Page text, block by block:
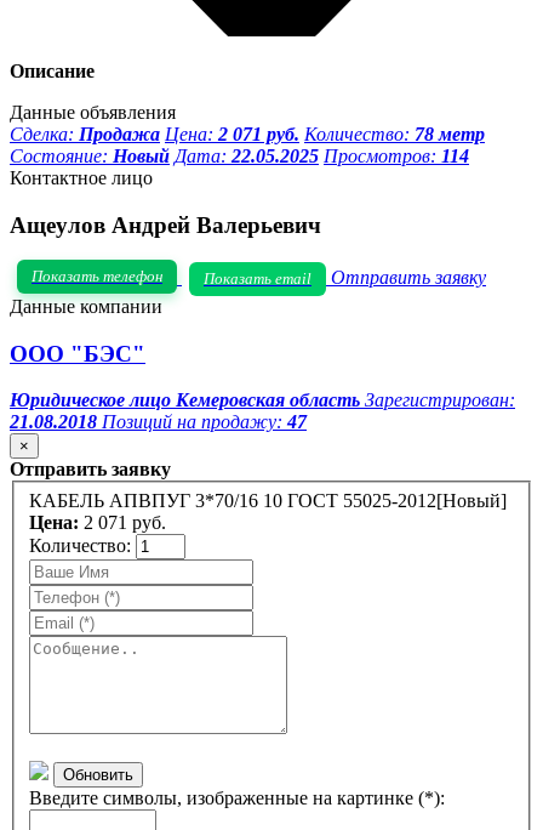
Описание
Данные объявления
Сделка: Продажа Цена:2 071 руб. Количество: 78 метр
Состояние: Новый Дата:22.05.2025 Просмотров: 114
Контактное лицо
Ащеулов Андрей Валерьевич
Показать телефон Показать email
Отправить заявку
Данные компании
ООО "БЭС"
Юридическое лицо Кемеровская область Зарегистрирован:
21.08.2018 Позиций на продажу:47
×
Отправить заявку
КАБЕЛЬ АПВПУГ 3*70/16 10 ГОСТ 55025-2012[Новый]
Цена: 2 071 руб.
Количество:
Обновить
Введите символы, изображенные на картинке (*):